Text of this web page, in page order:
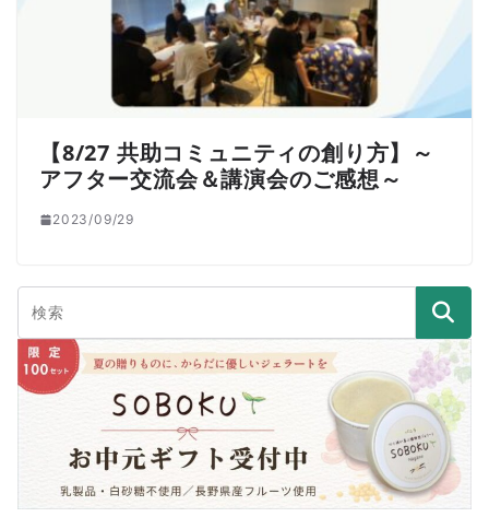
【8/27 共助コミュニティの創り方】～
アフター交流会＆講演会のご感想～
2023/09/29